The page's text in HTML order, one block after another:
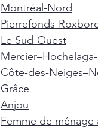
Montréal-Nord
Pierrefonds-
Le Sud-Ouest
Côte-des-
Grâce
Anjou
Femme de ménage